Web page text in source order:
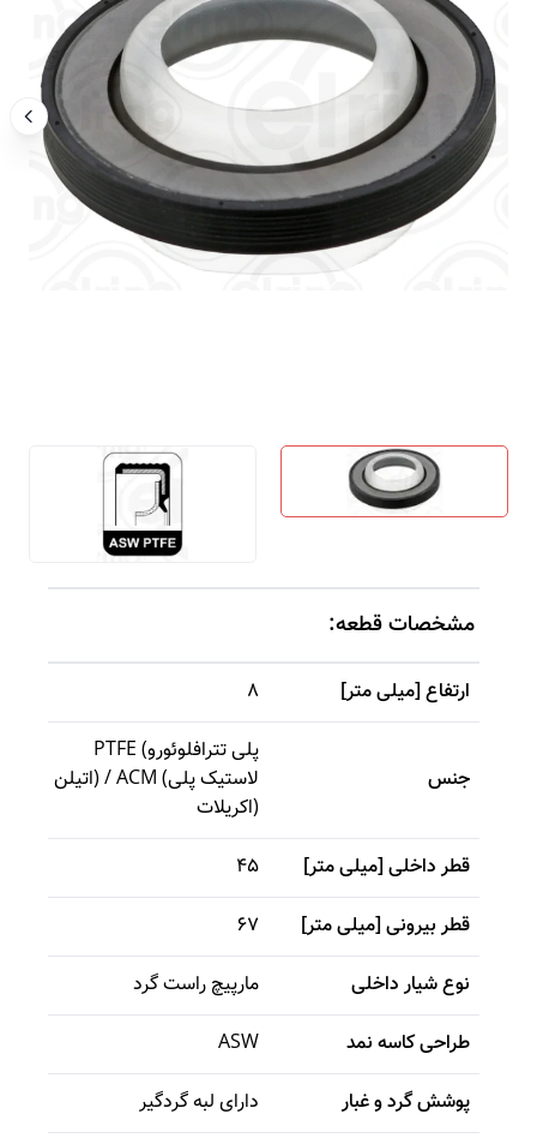
مشخصات قطعه:
ارتفاع [میلی متر] 8
جنس
PTFE (پلی تترافلوئورو
اتیلن) / ACM (لاستیک پلی
اکریلات)
قطر داخلی [میلی متر]
45
قطر بیرونی [میلی متر]
67
نوع شیار داخلی
مارپیچ راست گرد
طراحی کاسه نمد
ASW
پوشش گرد و غبار
دارای لبه گردگیر